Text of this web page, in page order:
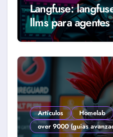
Langfuse:
llms para
real (Guía 2026)
Artículos
Homelab
over 9000 (guias